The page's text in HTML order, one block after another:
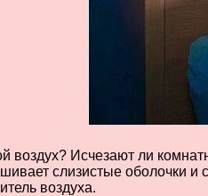
воздух? Исчезают ли
слизистые оболочки
воздуха.